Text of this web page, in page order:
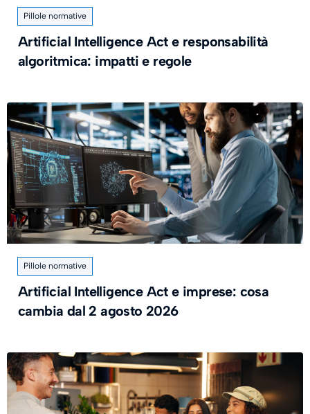
Pillole normative
Artificial Intelligence Act e responsabilità
algoritmica: impatti e regole
Pillole normative
Artificial Intelligence Act e imprese: cosa
cambia dal 2 agosto 2026